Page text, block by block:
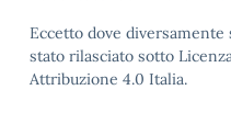
Eccetto dove
stato rilasciato sotto
Attribuzione 4.0 Italia.